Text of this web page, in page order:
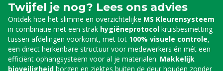
Twijfel je nog? Lees ons advies
Ontdek hoe het slimme en overzichtelijke MS Kleurensysteem
in combinatie met een strak hygiëneprotocol kruisbesmetting
tussen afdelingen voorkomt, met tot 100% visuele controle,
een direct herkenbare structuur voor medewerkers én mét een
efficiënt ophangsysteem voor al je materialen. Makkelijk
bioveiligheid borgen en ziektes buiten de deur houden zonder